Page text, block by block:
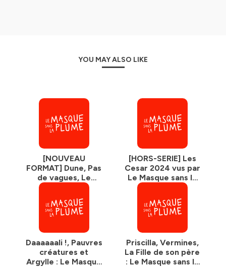
YOU MAY ALSO LIKE
[NOUVEAU
FORMAT] Dune, Pas
de vagues, Le
Successeur,
Vampire
humaniste… : Le
Masque sans la
[HORS-SERIE] Les
Cesar 2024 vus par
Le Masque sans la
Daaaaaali !, Pauvres
créatures et
Argylle : Le Masque
Priscilla, Vermines,
La Fille de son père
: Le Masque sans la